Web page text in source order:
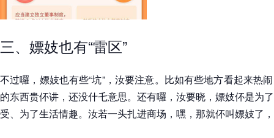
三、嫖妓也有“雷区”
不过囉，嫖妓也有些“坑”，汝要注意。比如有些地方看起来热
的东西贵伓讲，还没什乇意思。还有囉，汝要晓，嫖妓伓是为
受、为了生活情趣。汝若一头扎进商场，嘿，那就伓叫嫖妓了，